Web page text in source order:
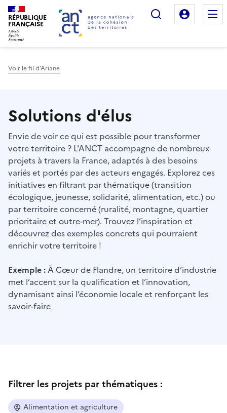
RÉPUBLIQUE
FRANÇAISE
Rechercher
Mon
Voir le fil d'Ariane
Solutions d'élus
Envie de voir ce qui est possible pour transformer
votre territoire ? L'ANCT accompagne de nombreux
projets à travers la France, adaptés à des besoins
variés et portés par des acteurs engagés. Explorez ces
initiatives en filtrant par thématique (transition
écologique, jeunesse, solidarité, alimentation, etc.) ou
par territoire concerné (ruralité, montagne, quartier
prioritaire et outre-mer). Trouvez l’inspiration et
découvrez des exemples concrets qui pourraient
enrichir votre territoire !
Exemple :À Cœur de Flandre, un territoire d’industrie
met l’accent sur la qualification et l’innovation,
dynamisant ainsi l’économie locale et renforçant les
savoir-faire
Filtrer les projets par thématiques :
Alimentation et agriculture